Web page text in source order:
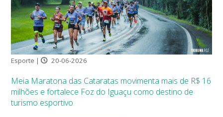
Esporte | 20-06-2026
Meia Maratona das Cataratas movimenta mais de R$ 16
milhões e fortalece Foz do Iguaçu como destino de
turismo esportivo